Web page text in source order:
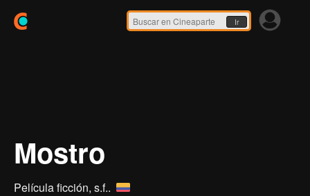
Ir
Mostro
Película ficción, s.f..